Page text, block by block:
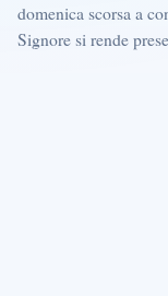
domenica scorsa a
Signore si rende